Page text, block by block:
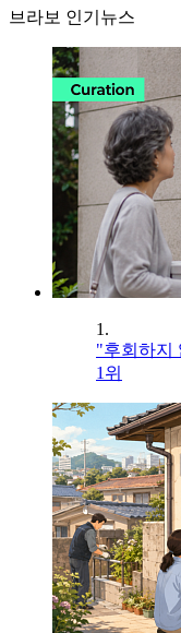
브라보 인기뉴스
1.
"후회하지
1위